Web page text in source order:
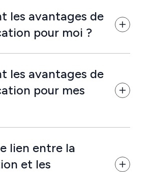
les avantages de
pour moi ?
les avantages de
pour mes
lien entre la
et les